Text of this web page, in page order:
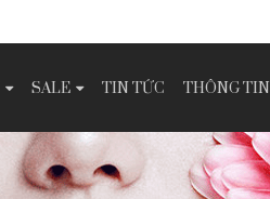
SALE TIN TỨC THÔNG TIN